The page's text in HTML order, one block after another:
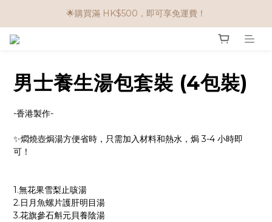
🌟購物滿 HK$650享95折； HK$950享9折；HK$1500享85折
任選兩件$80！ 🌟韓國骨膠原啫喱：$270/3件；$510/6件
男士養生湯包套裝 (4包裝)
-香港製作-
✨燜燒壺焗湯方便省時，只需加入材料和熱水，焗 3-4 小時即
可！
1.無花果雪梨止咳湯
2.日月魚螺片護肝明目湯
3.花旗參石斛元貝養陰湯